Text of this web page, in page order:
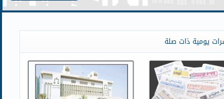
يومية ذات صلة